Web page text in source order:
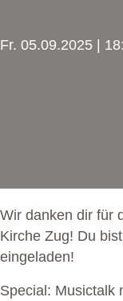
Fr. 05.09.2025 |
Wir danken dir für
Kirche Zug! Du
eingeladen!
Special: Musictalk